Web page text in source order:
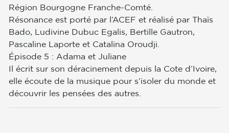
Région Bourgogne Franche-Comté.
Résonance est porté par l’ACEF et réalisé par Thaïs
Bado, Ludivine Dubuc Egalis, Bertille Gautron,
Pascaline Laporte et Catalina Oroudji.
Épisode 5 : Adama et Juliane
Il écrit sur son déracinement depuis la Cote d’Ivoire,
elle écoute de la musique pour s’isoler du monde et
découvrir les pensées des autres.